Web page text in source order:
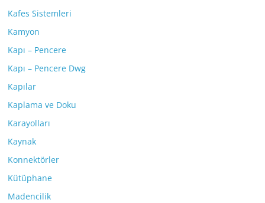
Kafes Sistemleri
Kamyon
Kapı – Pencere
Kapı – Pencere Dwg
Kapılar
Kaplama ve Doku
Karayolları
Kaynak
Konnektörler
Kütüphane
Madencilik